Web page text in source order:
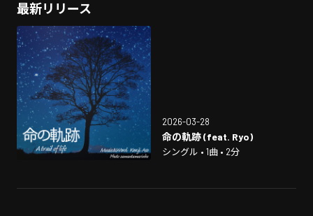
最新リリース
2026-03-28
命の軌跡 (feat. Ryo)
シングル • 1曲 • 2分